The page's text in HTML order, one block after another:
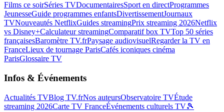
Films ce soirSéries TVDocumentairesSport en directProgrammes
JeunesseGuide programmes enfantsDivertissementJournaux
TVNouveautés NetflixGuides streamingPrix streaming 2026Netflix
vs Disney+Calculateur streamingComparatif box TVTop 50 séries
françaisesBaromètre TV.frPaysage audiovisuelRegarder la TV en
FranceLieux de tournage ParisCafés iconiques cinéma
ParisGlossaire TV
Infos & Événements
Actualités TVBlog TV.frNos auteursObservatoire TVÉtude
streaming 2026Carte TV FranceÉvénements culturels TV🎾